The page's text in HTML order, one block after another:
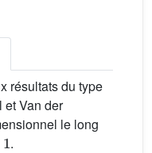
résultats du type
Van der
le long
.